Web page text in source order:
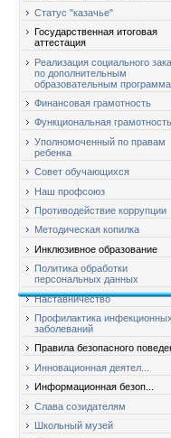
Статус "казачье"
Государственная итоговая
аттестация
Реализация социального
по дополнительным
образовательным
Финансовая грамотность
Функциональная грамотность
Уполномоченный по правам
ребенка
Совет обучающихся
Наш профсоюз
Противодействие коррупции
Методическая копилка
Инклюзивное образование
Политика обработки
персональных данных
Наставничество
Профилактика инфекционных
заболеваний
Правила безопасного
Инновационная деятел...
Информационная безоп...
Слава созидателям
Школьный музей